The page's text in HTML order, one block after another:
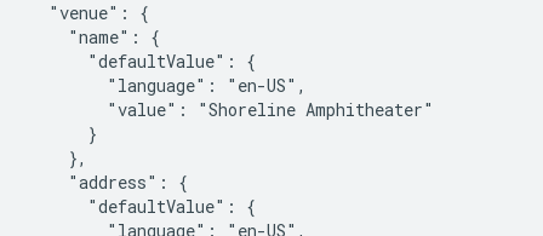
  "venue": {
    "name": {
      "defaultValue": {
        "language": "en-US",
        "value": "Shoreline Amphitheater"
      }
    },
    "address": {
      "defaultValue": {
        "language": "en-US",